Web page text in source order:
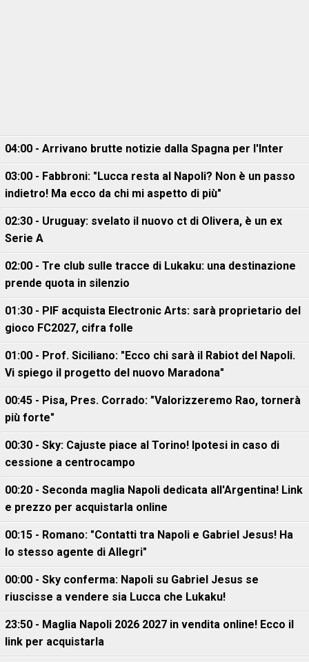
04:00 - Arrivano brutte notizie dalla Spagna per l'Inter
03:00 - Fabbroni: "Lucca resta al Napoli? Non è un passo
indietro! Ma ecco da chi mi aspetto di più"
02:30 - Uruguay: svelato il nuovo ct di Olivera, è un ex
Serie A
02:00 - Tre club sulle tracce di Lukaku: una destinazione
prende quota in silenzio
01:30 - PIF acquista Electronic Arts: sarà proprietario del
gioco FC2027, cifra folle
01:00 - Prof. Siciliano: "Ecco chi sarà il Rabiot del Napoli.
Vi spiego il progetto del nuovo Maradona"
00:45 - Pisa, Pres. Corrado: "Valorizzeremo Rao, tornerà
più forte"
00:30 - Sky: Cajuste piace al Torino! Ipotesi in caso di
cessione a centrocampo
00:20 - Seconda maglia Napoli dedicata all'Argentina! Link
e prezzo per acquistarla online
00:15 - Romano: "Contatti tra Napoli e Gabriel Jesus! Ha
lo stesso agente di Allegri"
00:00 - Sky conferma: Napoli su Gabriel Jesus se
riuscisse a vendere sia Lucca che Lukaku!
23:50 - Maglia Napoli 2026 2027 in vendita online! Ecco il
link per acquistarla